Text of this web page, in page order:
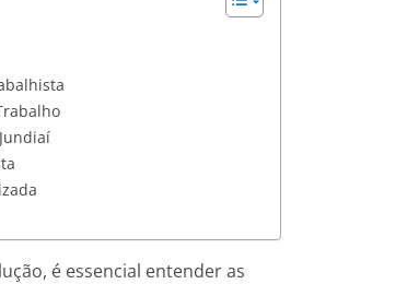
é essencial entender as